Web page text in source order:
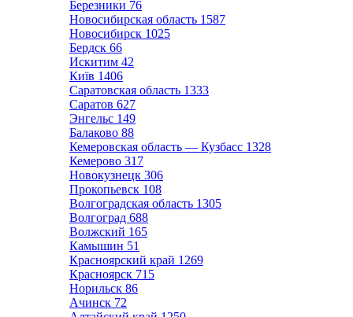
Березники 76
Новосибирская область 1587
Новосибирск 1025
Бердск 66
Искитим 42
Київ 1406
Саратовская область 1333
Саратов 627
Энгельс 149
Балаково 88
Кемеровская область — Кузбасс 1328
Кемерово 317
Новокузнецк 306
Прокопьевск 108
Волгоградская область 1305
Волгоград 688
Волжский 165
Камышин 51
Красноярский край 1269
Красноярск 715
Норильск 86
Ачинск 72